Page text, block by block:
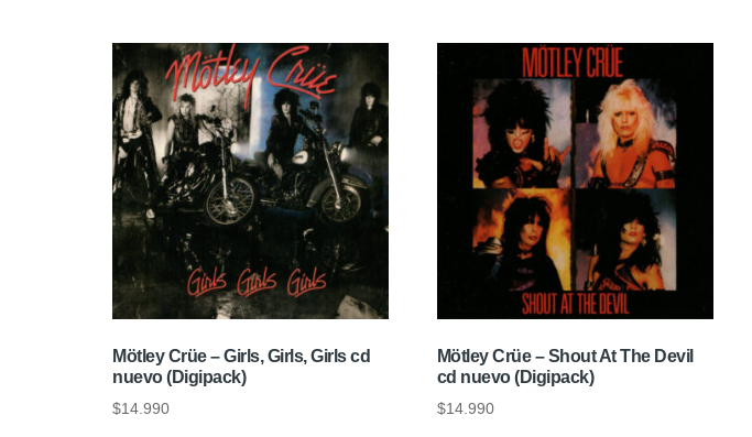
Mötley Crüe – Girls, Girls, Girls cd
nuevo (Digipack)
$14.990
Mötley Crüe – Shout At The Devil
cd nuevo (Digipack)
$14.990